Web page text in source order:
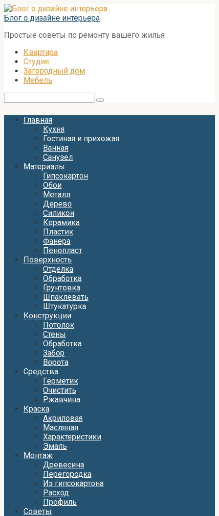
Перейти
к
Блог о дизайне интерьера
Простые советы по ремонту вашего жилья
Квартира
Студия
Загородный дом
Мебель
Главная
Кухня
Гостиная и прихожая
Ванная
Санузел
Материалы
Гипсокартон
Обои
Металл
Дерево
Силикон
Керамика
Пластик
Фанера
Пенопласт
Поверхность
Отделка
Обработка
Грунтовка
Шпаклевать
Штукатурка
Конструкции
Потолок
Стены
Обработка
Забор
Ворота
Средства
Герметик
Очистить
Ржавчина
Краска
Акриловая
Масляная
Характеристики
Эмаль
Монтаж
Древесина
Перегородка
Из гипсокартона
Расход
Профиль
Советы